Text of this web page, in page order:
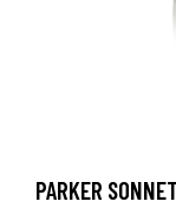
PARKER